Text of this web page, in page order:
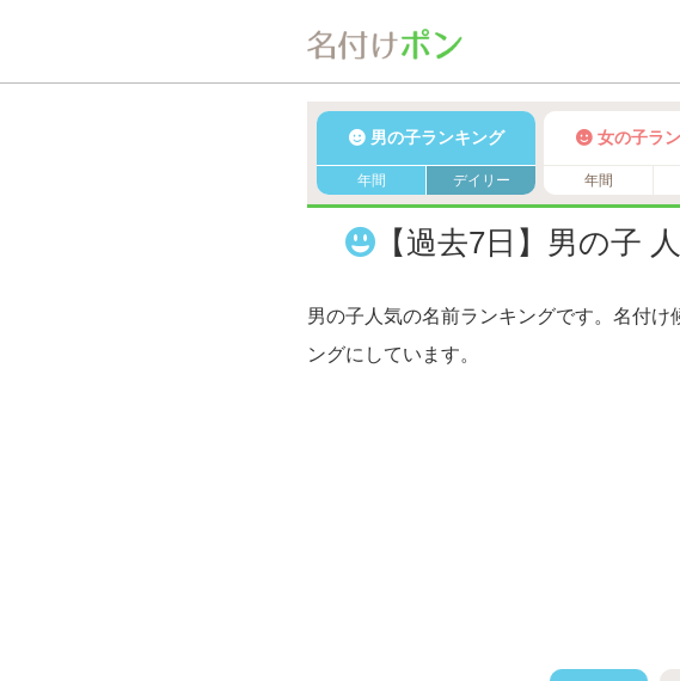
男の子ランキング
年間 デイリー
女の子ラ
年間
【過去7日】男の子
男の子人気の名前ランキングです。名付
ングにしています。